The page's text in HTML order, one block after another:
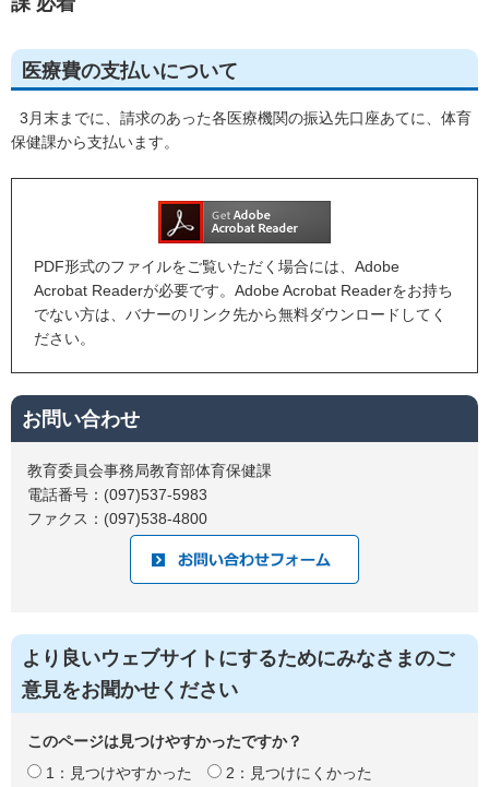
医療費の支払いについて
3月末までに、請求のあった各医療機関の振込先口座あてに、体育
保健課から支払います。
PDF形式のファイルをご覧いただく場合には、Adobe
Acrobat Readerが必要です。Adobe Acrobat Readerをお持ち
でない方は、バナーのリンク先から無料ダウンロードしてく
ださい。
お問い合わせ
教育委員会事務局教育部体育保健課
電話番号：(097)537-5983
ファクス：(097)538-4800
より良いウェブサイトにするためにみなさまのご
意見をお聞かせください
このページは見つけやすかったですか？
1：見つけやすかった
2：見つけにくかった